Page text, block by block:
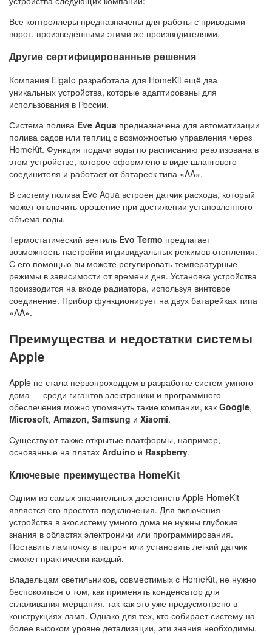
Все контроллеры предназначены для работы с приводами
ворот, произведёнными этими же производителями.
Другие сертифицированные решения
Компания Elgato разработала для HomeKit ещё два
уникальных устройства, которые адаптированы для
использования в России.
Система полива Eve Aqua предназначена для автоматизации
полива садов или теплиц с возможностью управления через
HomeKit. Функция подачи воды по расписанию реализована в
этом устройстве, которое оформлено в виде шлангового
соединителя и работает от батареек типа «AA».
В систему полива Eve Aqua встроен датчик расхода, который
может отключить орошение при достижении установленного
объема воды.
Термостатический вентиль Evo Termo предлагает
возможность настройки индивидуальных режимов отопления.
С его помощью вы можете регулировать температурные
режимы в зависимости от времени дня. Установка устройства
производится на входе радиатора, используя винтовое
соединение. Прибор функционирует на двух батарейках типа
«AA».
Преимущества и недостатки системы
Apple
Apple не стала первопроходцем в разработке систем умного
дома — среди гигантов электроники и программного
обеспечения можно упомянуть такие компании, как Google,
Microsoft, Amazon, Samsung и Xiaomi.
Существуют также открытые платформы, например,
основанные на платах Arduino и Raspberry.
Ключевые преимущества HomeKit
Одним из самых значительных достоинств Apple HomeKit
является его простота подключения. Для включения
устройства в экосистему умного дома не нужны глубокие
знания в областях электроники или программирования.
Поставить лампочку в патрон или установить легкий датчик
сможет практически каждый.
Владельцам светильников, совместимых с HomeKit, не нужно
беспокоиться о том, как применять конденсатор для
сглаживания мерцания, так как это уже предусмотрено в
конструкциях ламп. Однако для тех, кто собирает систему на
более высоком уровне детализации, эти знания необходимы.